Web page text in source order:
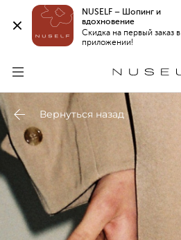
NUSELF – Шопинг и
вдохновение
Скидка на первый заказ в
приложении!
Вернуться назад